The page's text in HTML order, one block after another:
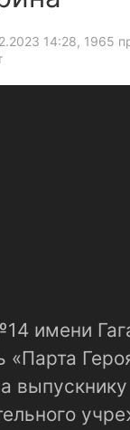
14:28, 1965
имени
«Парта
выпускнику